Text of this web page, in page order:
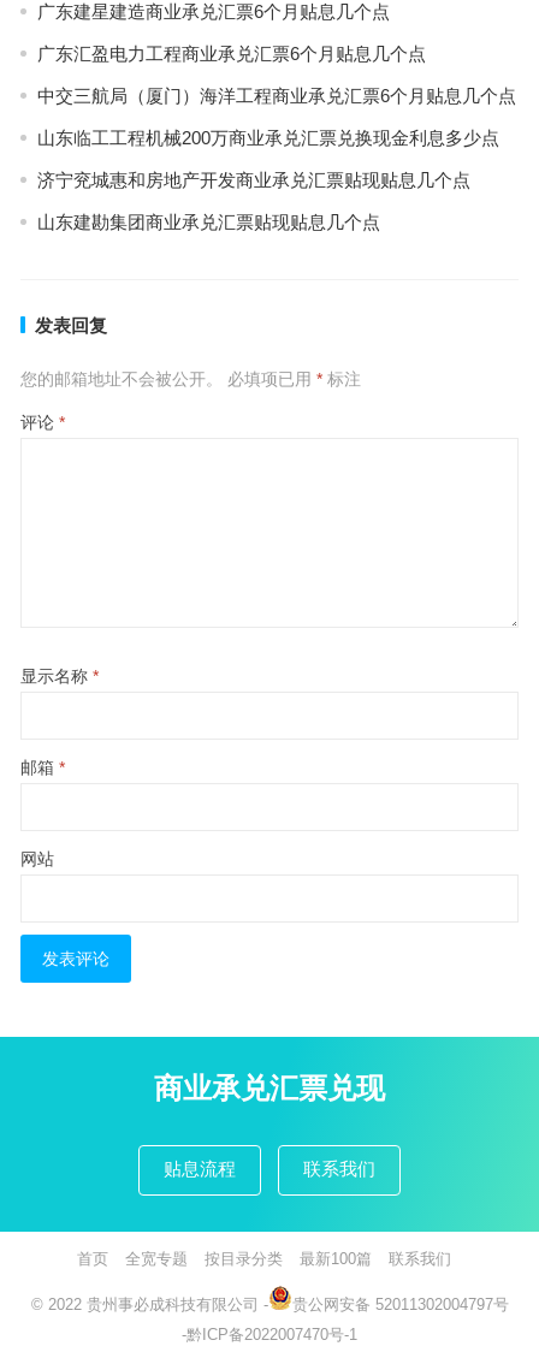
广东建星建造商业承兑汇票6个月贴息几个点
广东汇盈电力工程商业承兑汇票6个月贴息几个点
中交三航局（厦门）海洋工程商业承兑汇票6个月贴息几个点
山东临工工程机械200万商业承兑汇票兑换现金利息多少点
济宁兖城惠和房地产开发商业承兑汇票贴现贴息几个点
山东建勘集团商业承兑汇票贴现贴息几个点
发表回复
您的邮箱地址不会被公开。 必填项已用 *标注
评论 *
显示名称 *
邮箱 *
网站
商业承兑汇票兑现
贴息流程 联系我们
首页 全宽专题 按目录分类 最新100篇 联系我们
© 2022 贵州事必成科技有限公司 -
贵公网安备 52011302004797号
-黔ICP备2022007470号-1